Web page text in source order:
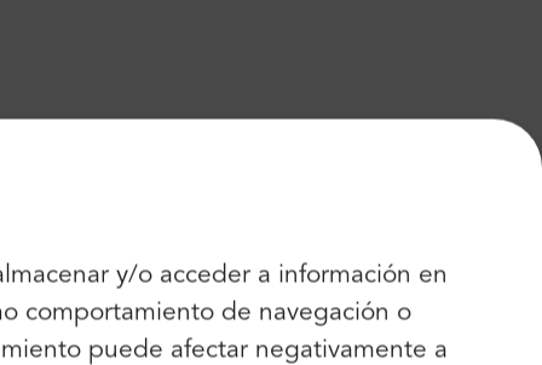
y/o acceder a información en
comportamiento de navegación o
puede afectar negativamente a